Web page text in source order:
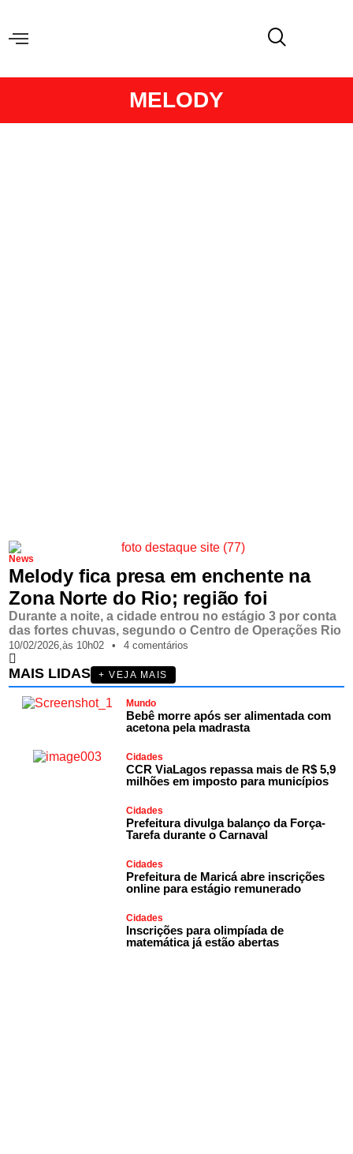
MELODY
News
Melody fica presa em enchente na
Zona Norte do Rio; região foi
Durante a noite, a cidade entrou no estágio 3 por conta
das fortes chuvas, segundo o Centro de Operações Rio
10/02/2026,às 10h02 • 4 comentários
MAIS LIDAS + VEJA MAIS
Mundo
Bebê morre após ser alimentada com
acetona pela madrasta
Cidades
CCR ViaLagos repassa mais de R$ 5,9
milhões em imposto para municípios
Cidades
Prefeitura divulga balanço da Força-
Tarefa durante o Carnaval
Cidades
Prefeitura de Maricá abre inscrições
online para estágio remunerado
Cidades
Inscrições para olimpíada de
matemática já estão abertas